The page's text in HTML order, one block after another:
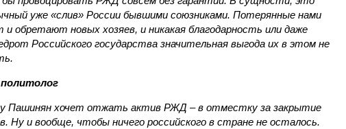
уже «слив» России бывшими союзниками. Потерянные нами
обретают новых хозяев, и никакая благодарность или даже
Российского государства значительная выгода их в этом не
Пашинян хочет отжать актив РЖД – в отместку за закрытие
Ну и вообще, чтобы ничего российского в стране не осталось.